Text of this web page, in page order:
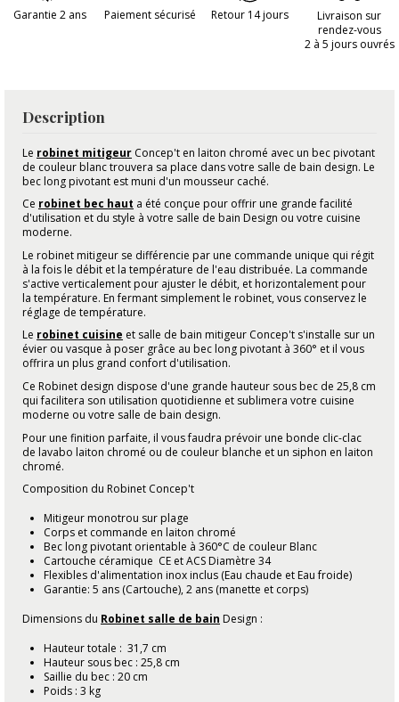
Garantie 2 ans Paiement sécurisé Retour 14 jours
Livraison sur
rendez-vous
2 à 5 jours ouvrés
Description
Le robinet mitigeur Concep't en laiton chromé avec un bec pivotant
de couleur blanc trouvera sa place dans votre salle de bain design. Le
bec long pivotant est muni d'un mousseur caché.
Ce robinet bec haut a été conçue pour offrir une grande facilité
d'utilisation et du style à votre salle de bain Design ou votre cuisine
moderne.
Le robinet mitigeur se différencie par une commande unique qui régit
à la fois le débit et la température de l'eau distribuée. La commande
s'active verticalement pour ajuster le débit, et horizontalement pour
la température. En fermant simplement le robinet, vous conservez le
réglage de température.
Le robinet cuisine et salle de bain mitigeur Concep't s'installe sur un
évier ou vasque à poser grâce au bec long pivotant à 360° et il vous
offrira un plus grand confort d'utilisation.
Ce Robinet design dispose d'une grande hauteur sous bec de 25,8 cm
qui facilitera son utilisation quotidienne et sublimera votre cuisine
moderne ou votre salle de bain design.
Pour une finition parfaite, il vous faudra prévoir une bonde clic-clac
de lavabo laiton chromé ou de couleur blanche et un siphon en laiton
chromé.
Composition du Robinet Concep't
Mitigeur monotrou sur plage
Corps et commande en laiton chromé
Bec long pivotant orientable à 360°C de couleur Blanc
Cartouche céramique CE et ACS Diamètre 34
Flexibles d'alimentation inox inclus (Eau chaude et Eau froide)
Garantie: 5 ans (Cartouche), 2 ans (manette et corps)
Dimensions du Robinet salle de bain Design :
Hauteur totale : 31,7 cm
Hauteur sous bec : 25,8 cm
Saillie du bec : 20 cm
Poids : 3 kg